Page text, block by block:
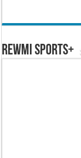
REWMI SPORTS+